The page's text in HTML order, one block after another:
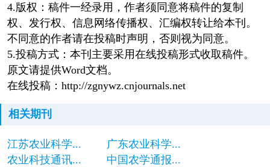
4.版权：稿件一经录用，作者须同意将稿件的复制
权、发行权、信息网络传播权、汇编权转让给本刊。
不同意的作者请在投稿时声明，否则视为同意。
5.投稿方式：本刊主要采用在线投稿形式收取稿件。
原文请提供Word文档。
在线投稿：http://zgnywz.cnjournals.net
相关期刊
江苏农业科学...
广东农业科学...
农业科技通讯...
中国农学通报...